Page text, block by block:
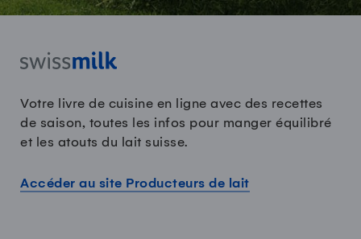
Votre livre de cuisine en ligne avec des recettes
de saison, toutes les infos pour manger équilibré
et les atouts du lait suisse.
Accéder au site Producteurs de lait